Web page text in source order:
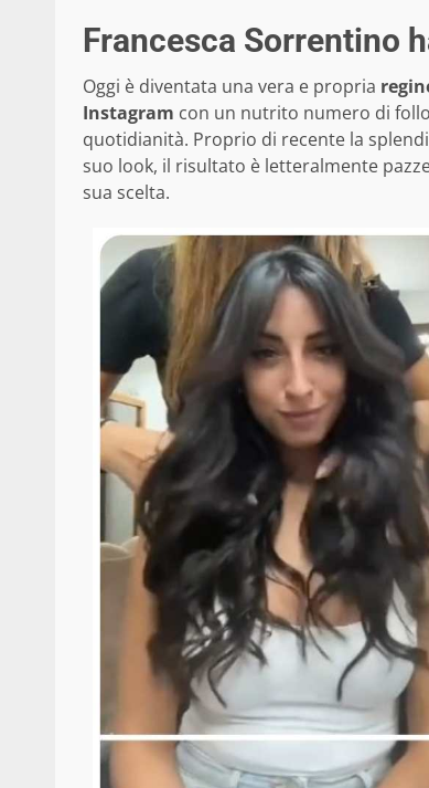
Francesca Sorrentino
Oggi è diventata una vera e propria
Instagram con un nutrito numero di
quotidianità. Proprio di recente la
suo look, il risultato è letteralmente
sua scelta.